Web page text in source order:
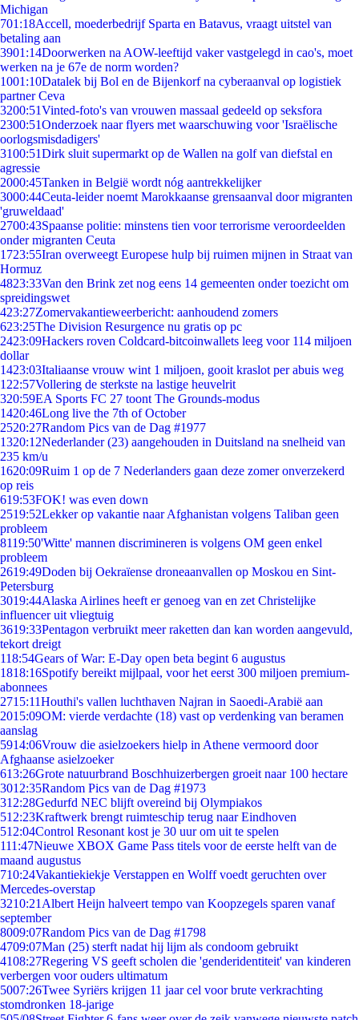
Michigan
701:18Accell, moederbedrijf Sparta en Batavus, vraagt uitstel van
betaling aan
3901:14Doorwerken na AOW-leeftijd vaker vastgelegd in cao's, moet
werken na je 67e de norm worden?
1001:10Datalek bij Bol en de Bijenkorf na cyberaanval op logistiek
partner Ceva
3200:51Vinted-foto's van vrouwen massaal gedeeld op seksfora
2300:51Onderzoek naar flyers met waarschuwing voor 'Israëlische
oorlogsmisdadigers'
3100:51Dirk sluit supermarkt op de Wallen na golf van diefstal en
agressie
2000:45Tanken in België wordt nóg aantrekkelijker
3000:44Ceuta-leider noemt Marokkaanse grensaanval door migranten
'gruweldaad'
2700:43Spaanse politie: minstens tien voor terrorisme veroordeelden
onder migranten Ceuta
1723:55Iran overweegt Europese hulp bij ruimen mijnen in Straat van
Hormuz
4823:33Van den Brink zet nog eens 14 gemeenten onder toezicht om
spreidingswet
423:27Zomervakantieweerbericht: aanhoudend zomers
623:25The Division Resurgence nu gratis op pc
2423:09Hackers roven Coldcard-bitcoinwallets leeg voor 114 miljoen
dollar
1423:03Italiaanse vrouw wint 1 miljoen, gooit kraslot per abuis weg
1 22:57Vollering de sterkste na lastige heuvelrit
320:59EA Sports FC 27 toont The Grounds-modus
1420:46Long live the 7th of October
2520:27Random Pics van de Dag #1977
1320:12Nederlander (23) aangehouden in Duitsland na snelheid van
235 km/u
1620:09Ruim 1 op de 7 Nederlanders gaan deze zomer onverzekerd
op reis
619:53FOK! was even down
2519:52Lekker op vakantie naar Afghanistan volgens Taliban geen
probleem
8119:50'Witte' mannen discrimineren is volgens OM geen enkel
probleem
2619:49Doden bij Oekraïense droneaanvallen op Moskou en Sint-
Petersburg
3019:44Alaska Airlines heeft er genoeg van en zet Christelijke
influencer uit vliegtuig
3619:33Pentagon verbruikt meer raketten dan kan worden aangevuld,
tekort dreigt
118:54Gears of War: E-Day open beta begint 6 augustus
1818:16Spotify bereikt mijlpaal, voor het eerst 300 miljoen premium-
abonnees
2715:11Houthi's vallen luchthaven Najran in Saoedi-Arabië aan
2015:09OM: vierde verdachte (18) vast op verdenking van beramen
aanslag
5914:06Vrouw die asielzoekers hielp in Athene vermoord door
Afghaanse asielzoeker
613:26Grote natuurbrand Boschhuizerbergen groeit naar 100 hectare
3012:35Random Pics van de Dag #1973
312:28Gedurfd NEC blijft overeind bij Olympiakos
512:23Kraftwerk brengt ruimteschip terug naar Eindhoven
512:04Control Resonant kost je 30 uur om uit te spelen
111:47Nieuwe XBOX Game Pass titels voor de eerste helft van de
maand augustus
710:24Vakantiekiekje Verstappen en Wolff voedt geruchten over
Mercedes-overstap
3210:21 Albert Heijn halveert tempo van Koopzegels sparen vanaf
september
8009:07Random Pics van de Dag #1798
4709:07Man (25) sterft nadat hij lijm als condoom gebruikt
4108:27Regering VS geeft scholen die 'genderidentiteit' van kinderen
verbergen voor ouders ultimatum
5007:26Twee Syriërs krijgen 11 jaar cel voor brute verkrachting
stomdronken 18-jarige